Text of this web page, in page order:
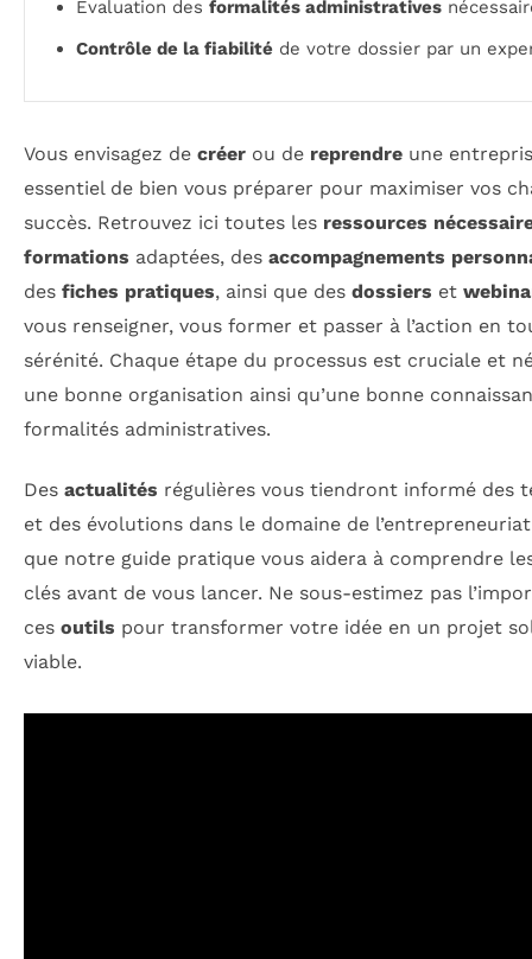
Évaluation des formalités administratives
Contrôle de la fiabilité de votre dossier par un
Vous envisagez de créer ou de reprendre une
essentiel de bien vous préparer pour maximiser vos
succès. Retrouvez ici toutes les ressources
formations adaptées, des accompagnements
des fiches pratiques, ainsi que des dossiers et
vous renseigner, vous former et passer à l’action en
sérénité. Chaque étape du processus est cruciale et
une bonne organisation ainsi qu’une bonne
formalités administratives.
Des actualités régulières vous tiendront informé des
et des évolutions dans le domaine de
que notre guide pratique vous aidera à comprendre
clés avant de vous lancer. Ne sous-estimez pas
ces outils pour transformer votre idée en un projet
viable.